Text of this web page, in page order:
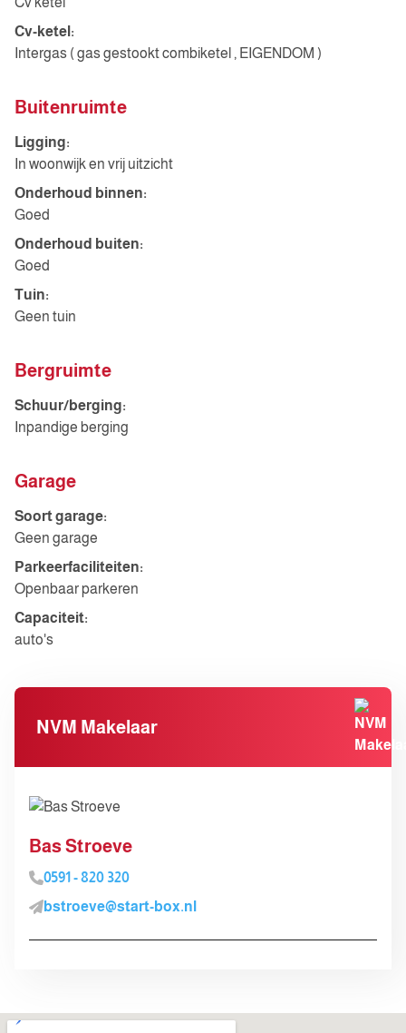
Cv-ketel:
Intergas ( gas gestookt combiketel , EIGENDOM )
Buitenruimte
Ligging:
In woonwijk en vrij uitzicht
Onderhoud binnen:
Goed
Onderhoud buiten:
Goed
Tuin:
Geen tuin
Bergruimte
Schuur/berging:
Inpandige berging
Garage
Soort garage:
Geen garage
Parkeerfaciliteiten:
Openbaar parkeren
Capaciteit:
auto's
NVM Makelaar
Bas Stroeve
0591 - 820 320
bstroeve@start-box.nl